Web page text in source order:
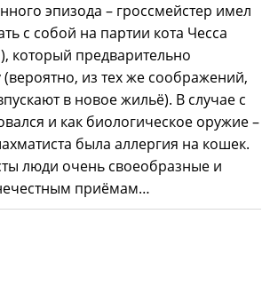
эпизода – гроссмейстер имел
с собой на партии кота Чесса
который предварительно
из тех же соображений,
в новое жильё). В случае с
и как биологическое оружие –
была аллергия на кошек.
люди очень своеобразные и
приёмам…